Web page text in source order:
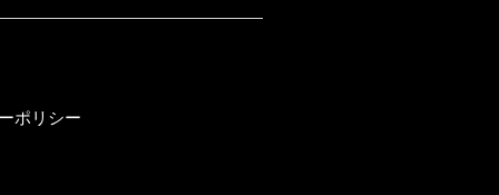
ポリシー